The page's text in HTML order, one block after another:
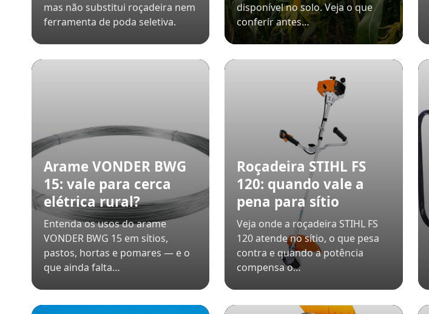
mas não substitui roçadeira nem
ferramenta de poda seletiva.
disponível no solo. Veja o que
conferir antes…
Arame VONDER BWG
15: vale para cerca
elétrica rural?
Entenda os usos do arame
VONDER BWG 15 em sítios,
pastos, hortas e pomares — e o
que ainda falta…
Roçadeira STIHL FS
120: quando vale a
pena para sítio
Veja onde a roçadeira STIHL FS
120 atende no sítio, o que pesa
contra e quando a potência
compensa o…